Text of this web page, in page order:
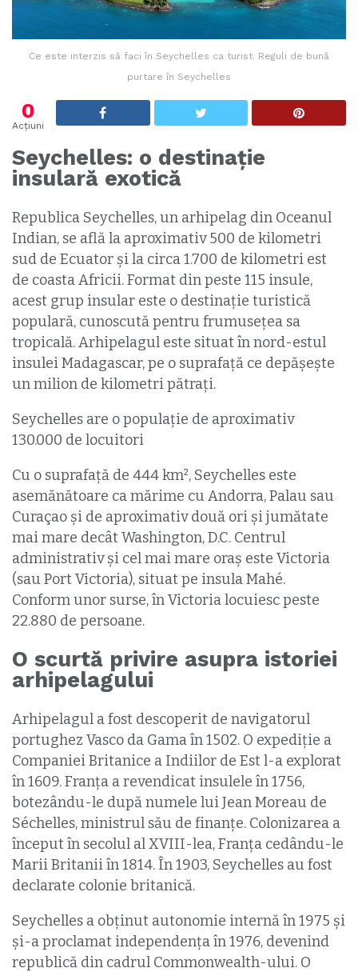
Ce este interzis să faci în Seychelles ca turist. Reguli de bună
purtare în Seychelles
0
Acțiuni
Seychelles: o destinație
insulară exotică
Republica Seychelles, un arhipelag din Oceanul
Indian, se află la aproximativ 500 de kilometri
sud de Ecuator și la circa 1.700 de kilometri est
de coasta Africii. Format din peste 115 insule,
acest grup insular este o destinație turistică
populară, cunoscută pentru frumusețea sa
tropicală. Arhipelagul este situat în nord-estul
insulei Madagascar, pe o suprafață ce depășește
un milion de kilometri pătrați.
Seychelles are o populație de aproximativ
130.000 de locuitori
Cu o suprafață de 444 km², Seychelles este
asemănătoare ca mărime cu Andorra, Palau sau
Curaçao și de aproximativ două ori și jumătate
mai mare decât Washington, D.C. Centrul
administrativ și cel mai mare oraș este Victoria
(sau Port Victoria), situat pe insula Mahé.
Conform unor surse, în Victoria locuiesc peste
22.880 de persoane.
O scurtă privire asupra istoriei
arhipelagului
Arhipelagul a fost descoperit de navigatorul
portughez Vasco da Gama în 1502. O expediție a
Companiei Britanice a Indiilor de Est l-a explorat
în 1609. Franța a revendicat insulele în 1756,
botezându-le după numele lui Jean Moreau de
Séchelles, ministrul său de finanțe. Colonizarea a
început în secolul al XVIII-lea, Franța cedându-le
Marii Britanii în 1814. În 1903, Seychelles au fost
declarate colonie britanică.
Seychelles a obținut autonomie internă în 1975 și
și-a proclamat independența în 1976, devenind
republică din cadrul Commonwealth-ului. O